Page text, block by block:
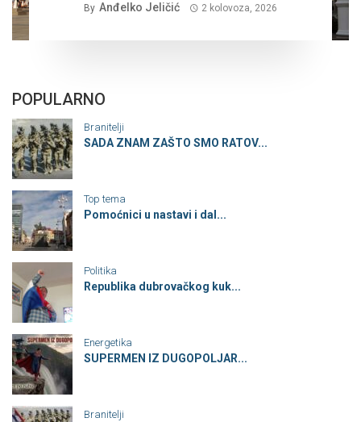
TRETMAN…
By Anđelko Jeličić 2 kolovoza, 2026
POPULARNO
Branitelji
SADA ZNAM ZAŠTO SMO RATOV...
Top tema
Pomoćnici u nastavi i dal...
Politika
Republika dubrovačkog kuk...
Energetika
SUPERMEN IZ DUGOPOLJAR...
Branitelji